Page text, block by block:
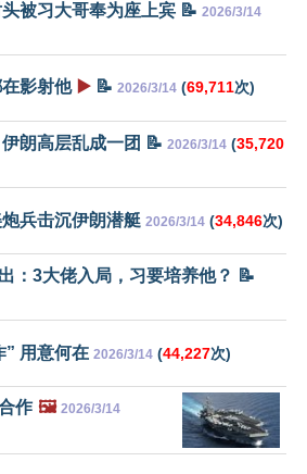
被习大哥奉为座上宾 📝 2026/3/14
影射他 ▶️ 📝 2026/3/14 (69,711次)
朗高层乱成一团 📝 2026/3/14 (35,720
兵击沉伊朗潜艇 2026/3/14 (34,846次)
：3大佬入局，习要培养他？ 📝
” 用意何在 2026/3/14 (44,227次)
作 🖼️ 2026/3/14